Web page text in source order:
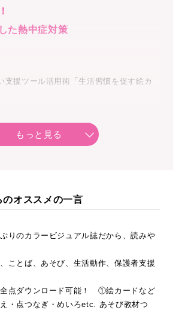
た熱中症対策
支援ツール活用術「生活習慣を促す絵カ
トイレ動作 紙巻き・下衣の動作」／笹
「絵本」／田中春野
ウンロードできる！ 特別付録
支援ツール カラーイラスト
あそび教材 ぬりえ、めいろ、パズル
千鶴
たより文例
もっと見る
オススメの一言
りのカラービジュアル誌だから、読みや
ことば、あそび、生活動作、保護者支援
全点ダウンロード可能！ ①絵カードなど
点つなぎ・めいろetc. あそび教材つ